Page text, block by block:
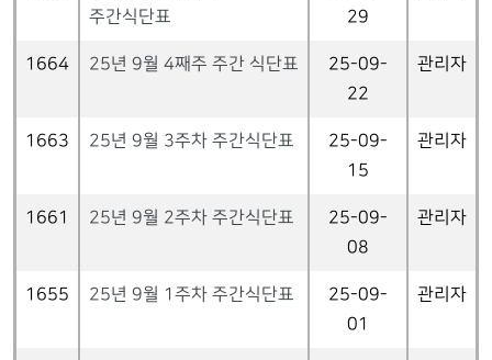
주간식단표
29
1664 25년 9월 4째주 주간 식단표
25-09-
22
관리자
1663 25년 9월 3주차 주간식단표
25-09-
15
관리자
1661 25년 9월 2주차 주간식단표
25-09-
08
관리자
1655 25년 9월 1주차 주간식단표
25-09-
01
관리자